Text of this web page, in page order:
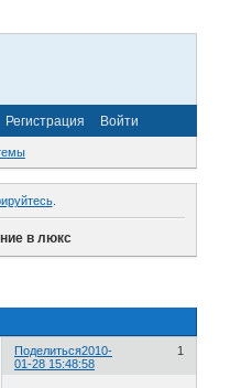
Регистрация Войти
.
в люкс
Поделиться 1
2010-
01-28 15:48:58